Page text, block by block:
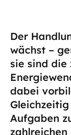
Der
wächst –
sie sind die
dabei
Aufgaben